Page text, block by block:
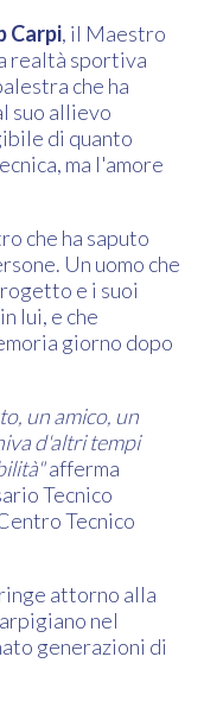
Carpi, il Maestro
realtà sportiva
che ha
suo allievo
di quanto
ma l'amore
che ha saputo
Un uomo che
e i suoi
lui, e che
giorno dopo
un amico, un
d'altri tempi
afferma
Tecnico
Tecnico
attorno alla
nel
generazioni di